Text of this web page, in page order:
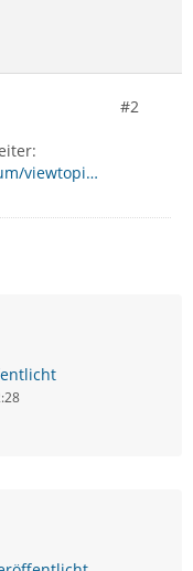
#2
viewtopi…